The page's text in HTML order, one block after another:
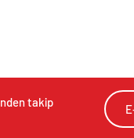
en